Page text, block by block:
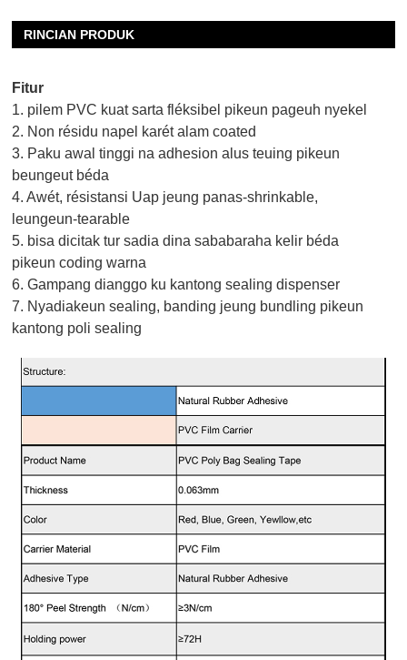
RINCIAN PRODUK
Fitur
1. pilem PVC kuat sarta fléksibel pikeun pageuh nyekel
2. Non résidu napel karét alam coated
3. Paku awal tinggi na adhesion alus teuing pikeun
beungeut béda
4. Awét, résistansi Uap jeung panas-shrinkable,
leungeun-tearable
5. bisa dicitak tur sadia dina sababaraha kelir béda
pikeun coding warna
6. Gampang dianggo ku kantong sealing dispenser
7. Nyadiakeun sealing, banding jeung bundling pikeun
kantong poli sealing